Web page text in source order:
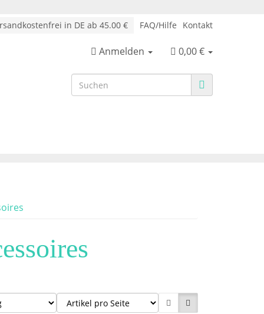
in DE ab 45.00 € FAQ/Hilfe Kontakt
Anmelden 0,00 €